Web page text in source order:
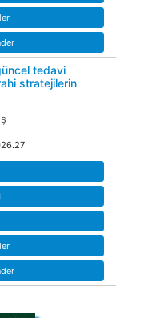
tedavi
stratejilerin